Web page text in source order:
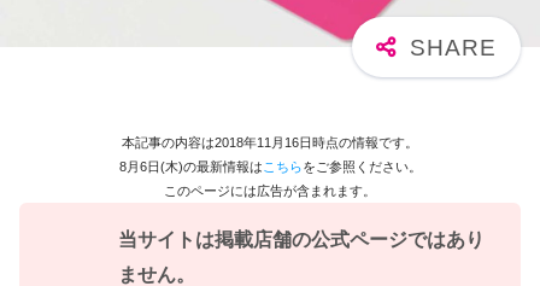
本記事の内容は2018年11月16日時点の情報です。
8月6日(木)の最新情報は こちらをご参照ください。
このページには広告が含まれます。
当サイトは掲載店舗の公式ページではあり
ません。